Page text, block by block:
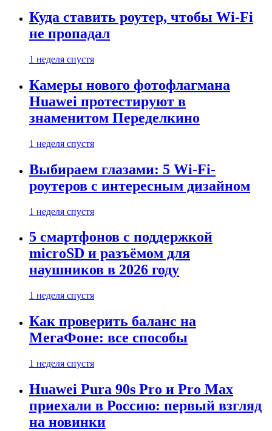
Куда ставить роутер, чтобы Wi-Fi
не пропадал
1 неделя спустя
Камеры нового фотофлагмана
Huawei протестируют в
знаменитом Переделкино
1 неделя спустя
Выбираем глазами: 5 Wi-Fi-
роутеров с интересным дизайном
1 неделя спустя
5 смартфонов с поддержкой
microSD и разъёмом для
наушников в 2026 году
1 неделя спустя
Как проверить баланс на
МегаФоне: все способы
1 неделя спустя
Huawei Pura 90s Pro и Pro Max
приехали в Россию: первый взгляд
на новинки